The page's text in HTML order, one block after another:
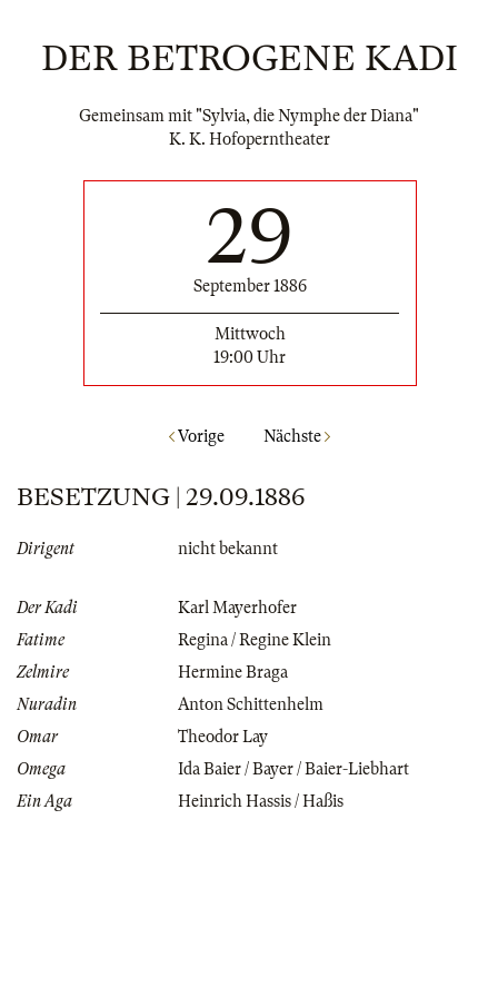
DER BETROGENE KADI
Gemeinsam mit "Sylvia, die Nymphe der Diana"
K. K. Hofoperntheater
29
September 1886
Mittwoch
19:00 Uhr
Vorige Nächste
BESETZUNG | 29.09.1886
Dirigent nicht bekannt
Der Kadi
Karl Mayerhofer
Fatime
Regina / Regine Klein
Zelmire
Hermine Braga
Nuradin
Anton Schittenhelm
Omar
Theodor Lay
Omega
Ida Baier / Bayer / Baier-Liebhart
Ein Aga
Heinrich Hassis / Haßis